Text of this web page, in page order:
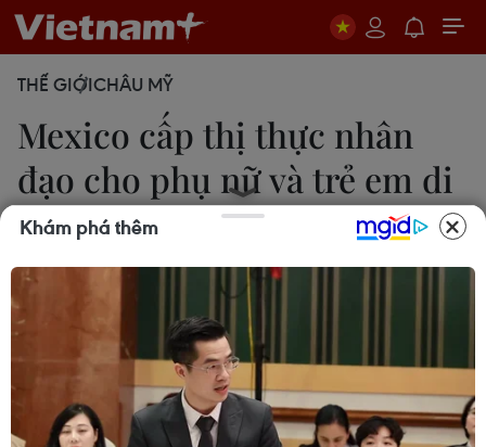
THẾ GIỚICHÂU MỸ
Mexico cấp thị thực nhân
đạo cho phụ nữ và trẻ em di
cư
Hồng Hạnh
29/10/2021 04:25
Thị thực sẽ có thời hạn trong một năm, qua đó cho
phép người di cư tiếp cận các dịch vụ công như
chăm sóc sức khỏe và tìm kiếm việc làm tại
Khám phá thêm